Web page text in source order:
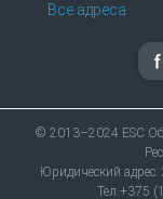
Все адреса
© 2013–2024 ESC
Юридический
Тел.+375